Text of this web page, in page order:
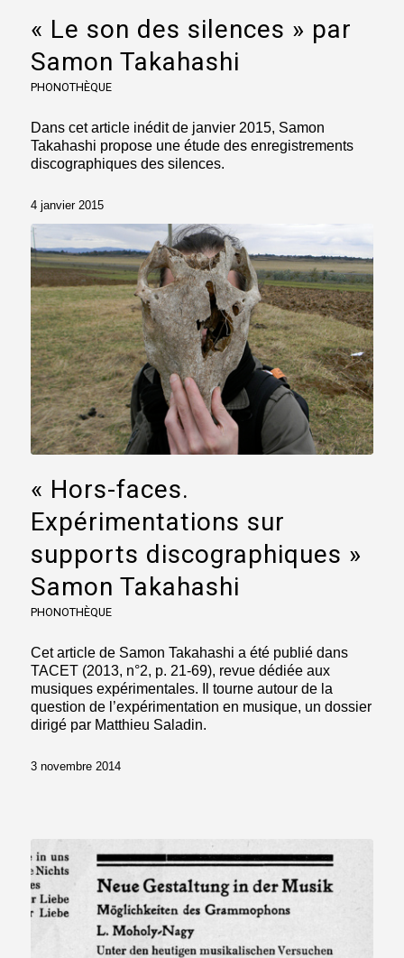
« Le son des silences » par
Samon Takahashi
PHONOTHÈQUE
Dans cet article inédit de janvier 2015, Samon
Takahashi propose une étude des enregistrements
discographiques des silences.
4 janvier 2015
« Hors-faces.
Expérimentations sur
supports discographiques »
Samon Takahashi
PHONOTHÈQUE
Cet article de Samon Takahashi a été publié dans
TACET (2013, n°2, p. 21-69), revue dédiée aux
musiques expérimentales. Il tourne autour de la
question de l’expérimentation en musique, un dossier
dirigé par Matthieu Saladin.
3 novembre 2014